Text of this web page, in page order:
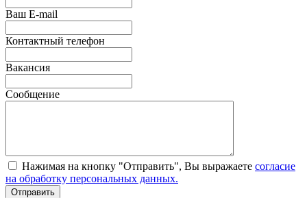
Ваш E-mail
Контактный телефон
Вакансия
Сообщение
Нажимая на кнопку "Отправить", Вы выражаете согласие
на обработку персональных данных.